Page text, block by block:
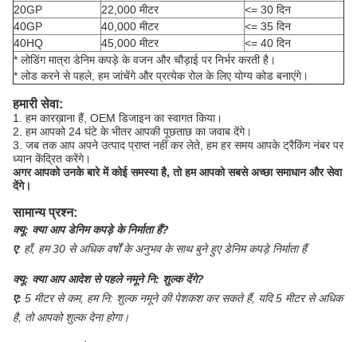
20GP
22,000 मीटर
<= 30 दिन
40GP
40,000 मीटर
<= 35 दिन
40HQ
45,000 मीटर
<= 40 दिन
* लोडिंग मात्रा डेनिम कपड़े के वजन और चौड़ाई पर निर्भर करती है।
* लोड करने से पहले, हम जांचेंगे और प्रत्येक रोल के लिए योग्य कोड बनाएंगे।
हमारी सेवा:
1. हम कारख़ाना हैं, OEM डिजाइन का स्वागत किया।
2. हम आपको 24 घंटे के भीतर आपकी पूछताछ का जवाब देंगे।
3. जब तक आप अपने उत्पाद प्राप्त नहीं कर लेते, हम हर समय आपके ट्रैकिंग नंबर पर
ध्यान केंद्रित करेंगे।
अगर आपको उनके बारे में कोई समस्या है, तो हम आपको सबसे अच्छा समाधान और सेवा
देंगे।
सामान्य प्रश्न:
क्यू: क्या आप डेनिम कपड़े के निर्माता हैं?
ए: हाँ, हम 30 से अधिक वर्षों के अनुभव के साथ बुने हुए डेनिम कपड़े निर्माता हैं
क्यू: क्या आप आदेश से पहले नमूने नि: शुल्क देंगे?
ए: 5 मीटर से कम, हम नि: शुल्क नमूने की पेशकश कर सकते हैं, यदि 5 मीटर से अधिक
है, तो आपको शुल्क देना होगा।